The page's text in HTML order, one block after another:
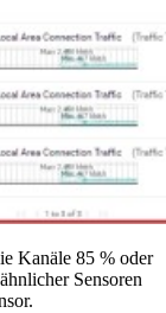
Kanäle 85 % oder
Sensoren